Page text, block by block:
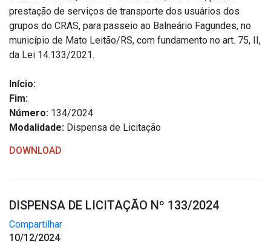
prestação de serviços de transporte dos usuários dos
grupos do CRAS, para passeio ao Balneário Fagundes, no
município de Mato Leitão/RS, com fundamento no art. 75, II,
da Lei 14.133/2021.
Início:
Fim:
Número: 134/2024
Modalidade: Dispensa de Licitação
DOWNLOAD
DISPENSA DE LICITAÇÃO Nº 133/2024
Compartilhar
10/12/2024